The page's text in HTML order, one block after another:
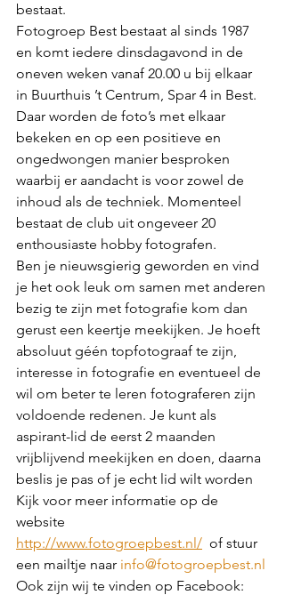
bestaat.
Fotogroep Best bestaat al sinds 1987
en komt iedere dinsdagavond in de
oneven weken vanaf 20.00 u bij elkaar
in Buurthuis ’t Centrum, Spar 4 in Best.
Daar worden de foto’s met elkaar
bekeken en op een positieve en
ongedwongen manier besproken
waarbij er aandacht is voor zowel de
inhoud als de techniek. Momenteel
bestaat de club uit ongeveer 20
enthousiaste hobby fotografen.
Ben je nieuwsgierig geworden en vind
je het ook leuk om samen met anderen
bezig te zijn met fotografie kom dan
gerust een keertje meekijken. Je hoeft
absoluut géén topfotograaf te zijn,
interesse in fotografie en eventueel de
wil om beter te leren fotograferen zijn
voldoende redenen. Je kunt als
aspirant-lid de eerst 2 maanden
vrijblijvend meekijken en doen, daarna
beslis je pas of je echt lid wilt worden
Kijk voor meer informatie op de
website
http://www.fotogroepbest.nl/ of stuur
een mailtje naar info@fotogroepbest.nl
Ook zijn wij te vinden op Facebook: